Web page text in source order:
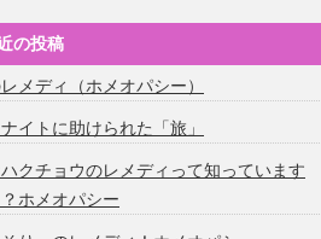
の投稿
メディ（ホメオパシー）
イトに助けられた「旅」
クチョウのレメディって知っています
ホメオパシー